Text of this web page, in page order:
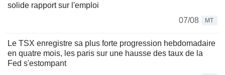
solide rapport sur l'emploi
07/08
MT
Le TSX enregistre sa plus forte progression hebdomadaire
en quatre mois, les paris sur une hausse des taux de la
Fed s'estompant